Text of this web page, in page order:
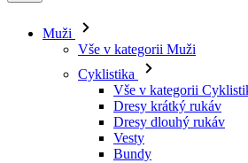
Dresy dlouhý rukáv
Vesty
Bundy
Kraťasy
Kombinézy
3/4 kalhoty
Dlouhé kalhoty
Spodní prádlo